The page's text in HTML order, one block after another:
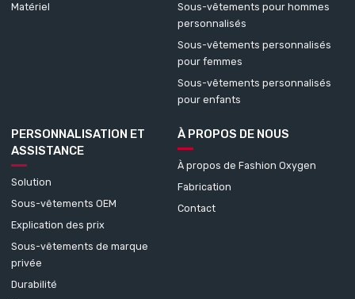
Matériel
Sous-vêtements pour hommes
personnalisés
Sous-vêtements personnalisés
pour femmes
Sous-vêtements personnalisés
pour enfants
PERSONNALISATION ET
ASSISTANCE
Solution
Sous-vêtements OEM
Explication des prix
Sous-vêtements de marque
privée
Durabilité
À PROPOS DE NOUS
À propos de Fashion Oxygen
Fabrication
Contact